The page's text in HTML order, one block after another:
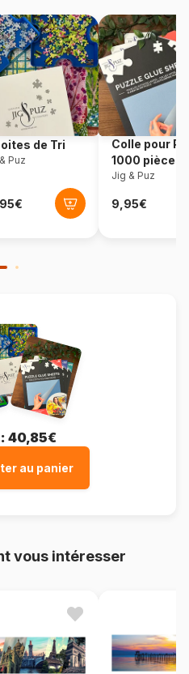
8590878563308
3000 pièces
43 x 30 cm
de Tri
Puz
Colle pour
1000 pièces
Jig & Puz
40,85€
au panier
vous intéresser